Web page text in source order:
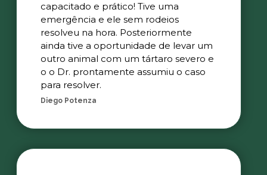
capacitado e prático! Tive uma
emergência e ele sem rodeios
resolveu na hora. Posteriormente
ainda tive a oportunidade de levar um
outro animal com um tártaro severo e
o o Dr. prontamente assumiu o caso
para resolver.
Diego Potenza